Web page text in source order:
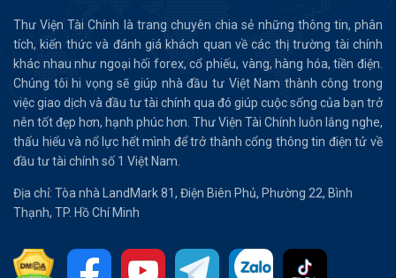
Thư Viện Tài Chính là trang chuyên chia sẻ những thông tin, phân
tích, kiến thức và đánh giá khách quan về các thị trường tài chính
khác nhau như ngoại hối forex, cổ phiếu, vàng, hàng hóa, tiền điện.
Chúng tôi hi vọng sẽ giúp nhà đầu tư Việt Nam thành công trong
việc giao dịch và đầu tư tài chính qua đó giúp cuộc sống của bạn trở
nên tốt đẹp hơn, hạnh phúc hơn. Thư Viện Tài Chính luôn lắng nghe,
thấu hiểu và nổ lực hết mình để trở thành cổng thông tin điện tử về
đầu tư tài chính số 1 Việt Nam.
Địa chỉ: Tòa nhà LandMark 81, Điện Biên Phủ, Phường 22, Bình
Thạnh, TP. Hồ Chí Minh